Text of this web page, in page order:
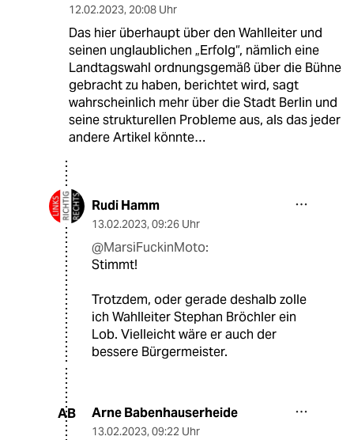
12.02.2023, 20:08 Uhr
Das hier überhaupt über den Wahlleiter und
seinen unglaublichen „Erfolg“, nämlich eine
Landtagswahl ordnungsgemäß über die Bühne
gebracht zu haben, berichtet wird, sagt
wahrscheinlich mehr über die Stadt Berlin und
seine strukturellen Probleme aus, als das jeder
andere Artikel könnte…
Rudi Hamm
13.02.2023, 09:26 Uhr
@MarsiFuckinMoto:
Stimmt!
Trotzdem, oder gerade deshalb zolle
ich Wahlleiter Stephan Bröchler ein
Lob. Vielleicht wäre er auch der
bessere Bürgermeister.
AB Arne Babenhauserheide
13.02.2023, 09:22 Uhr